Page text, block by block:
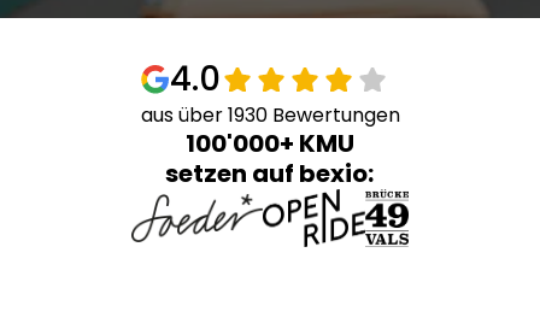
4.0
aus über 1930 Bewertungen
100'000+ KMU
setzen auf bexio: